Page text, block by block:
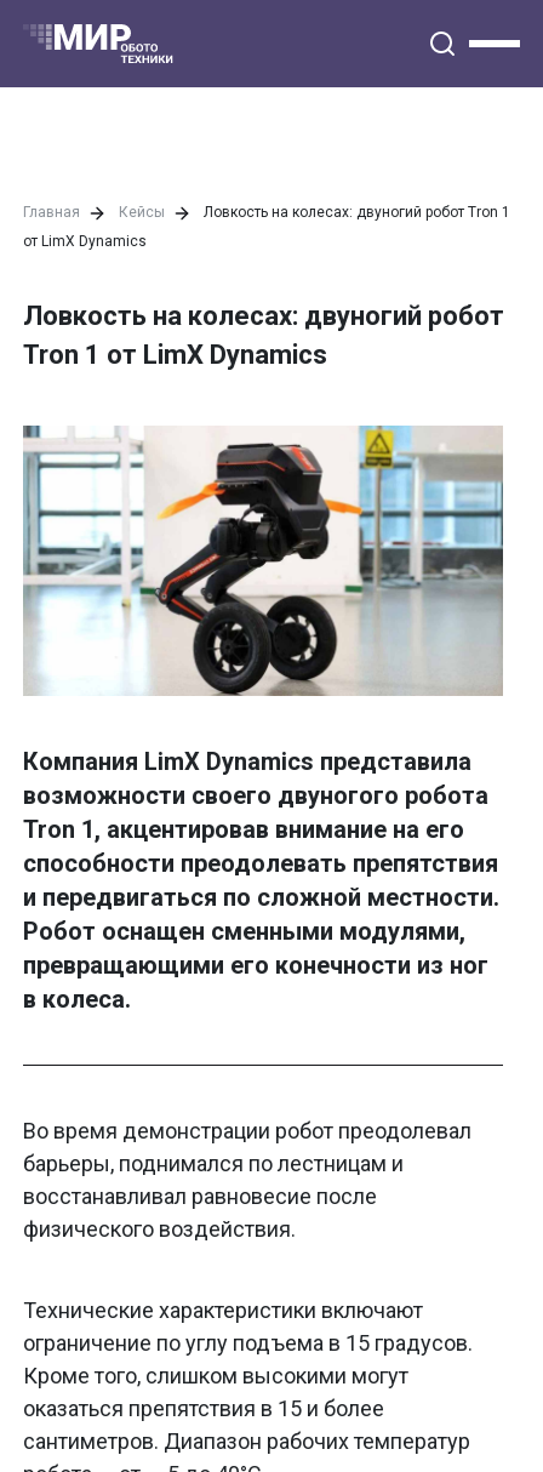
Главная Кейсы
Ловкость на колесах: двуногий робот Tron 1
от LimX Dynamics
Ловкость на колесах: двуногий робот
Tron 1 от LimX Dynamics
Компания LimX Dynamics представила
возможности своего двуногого робота
Tron 1, акцентировав внимание на его
способности преодолевать препятствия
и передвигаться по сложной местности.
Робот оснащен сменными модулями,
превращающими его конечности из ног
в колеса.
Во время демонстрации робот преодолевал
барьеры, поднимался по лестницам и
восстанавливал равновесие после
физического воздействия.
Технические характеристики включают
ограничение по углу подъема в 15 градусов.
Кроме того, слишком высокими могут
оказаться препятствия в 15 и более
сантиметров. Диапазон рабочих температур